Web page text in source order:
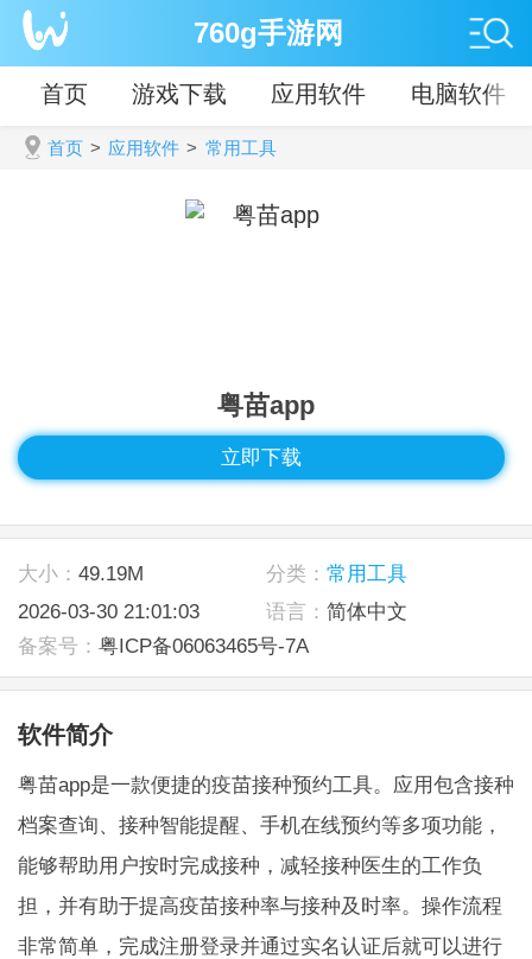
760g手游网
首页 游戏下载 应用软件 电脑软件
首页 > 应用软件 > 常用工具
粤苗app
立即下载
大小： 49.19M 分类： 常用工具
2026-03-30 21:01:03
语言： 简体中文
备案号： 粤ICP备06063465号-7A
软件简介
粤苗app是一款便捷的疫苗接种预约工具。应用包含接种
档案查询、接种智能提醒、手机在线预约等多项功能，
能够帮助用户按时完成接种，减轻接种医生的工作负
担，并有助于提高疫苗接种率与接种及时率。操作流程
非常简单，完成注册登录并通过实名认证后就可以进行